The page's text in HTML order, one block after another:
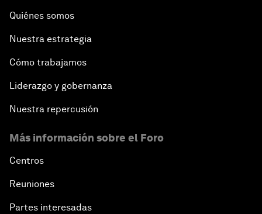
Quiénes somos
Nuestra estrategia
Cómo trabajamos
Liderazgo y gobernanza
Nuestra repercusión
Más información sobre el Foro
Centros
Reuniones
Partes interesadas